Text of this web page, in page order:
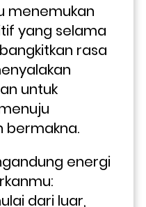
menemukan
yang selama
rasa
untuk
bermakna.
energi
dari luar,